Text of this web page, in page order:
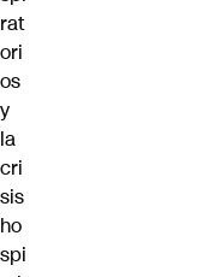
rat
ori
os
y
la
cri
sis
ho
spi